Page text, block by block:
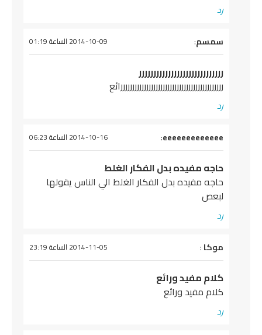
رد
يقول
سمسم: 2014-10-09 الساعة 01:19
ررررررررررررررررررررررررررررر
ررررررررررررررررررررررررررررررررررررررررررررائع
رد
يقول
eeeeeeeeeeeee
: 2014-10-16 الساعة 06:23
حاجه مفيده بدل الفكار الغلط
حاجه مفيده بدل الفكار الغلط الي الناس يقولها
لبعص
رد
يقول
موكا: 2014-11-05 الساعة 23:19
كلام مفيد ورائع
كلام مفيد ورائع
رد